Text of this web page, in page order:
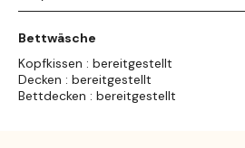
Bettwäsche
Kopfkissen : bereitgestellt
Decken : bereitgestellt
Bettdecken : bereitgestellt